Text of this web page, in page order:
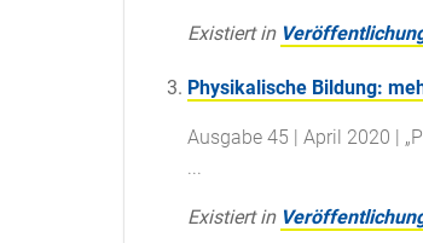
Existiert in
Physikalische Bildung:
Ausgabe 45 | April 2020 |
...
Existiert in